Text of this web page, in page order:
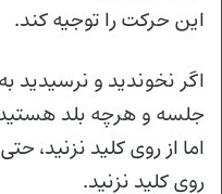
این حرکت را توجیه کند.
اگر نخوندید و نرسیدید
جلسه و هرچه بلد هستید
اما از روی کلید نزنید،
روی کلید نزنید.